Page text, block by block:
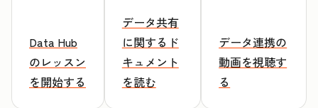
Data Hub
のレッスン
を開始する
データ共有
に関するド
キュメント
を読む
データ連携の
動画を視聴す
る